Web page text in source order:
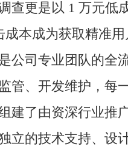
查更是以 1 万元低
成本成为获取精准
公司专业团队的全
管、开发维护，每
建了由资深行业推
立的技术支持、设